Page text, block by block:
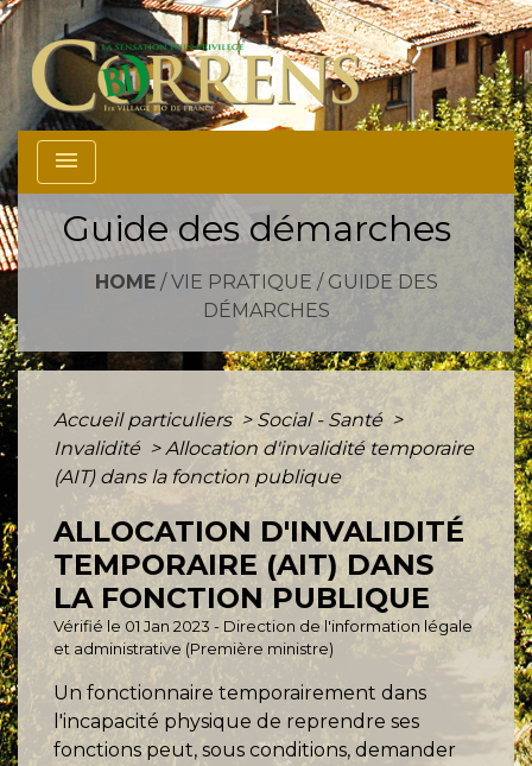
menu
Guide des démarches
HOME/ VIE PRATIQUE / GUIDE DES
DÉMARCHES
Accueil particuliers> Social - Santé >
Invalidité > Allocation d'invalidité temporaire
(AIT) dans la fonction publique
ALLOCATION D'INVALIDITÉ
TEMPORAIRE (AIT) DANS
LA FONCTION PUBLIQUE
Vérifié le 01 Jan 2023 - Direction de l'information légale
et administrative (Première ministre)
Un fonctionnaire temporairement dans
l'incapacité physique de reprendre ses
fonctions peut, sous conditions, demander